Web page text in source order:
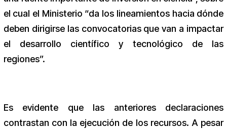
el cual el Ministerio “da los lineamientos hacia dónde
deben dirigirse las convocatorias que van a impactar
el desarrollo científico y tecnológico de las
regiones”.
Es evidente que las anteriores declaraciones
contrastan con la ejecución de los recursos. A pesar